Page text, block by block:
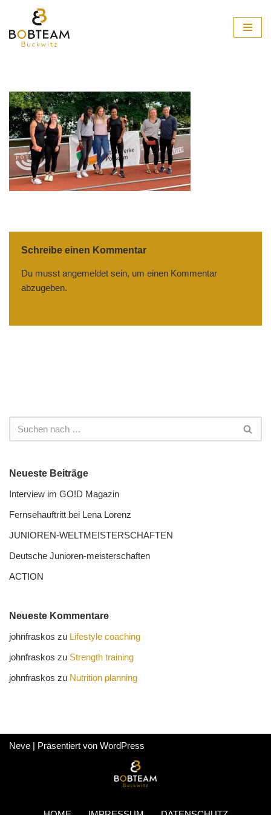
Zum
Inhalt
Schreibe einen Kommentar
Du musst angemeldet sein, um einen Kommentar
abzugeben.
Neueste Beiträge
Interview im GO!D Magazin
Fernseh­auftritt bei Lena Lorenz
JUNIOREN-WELTMEISTER­SCHAFTEN
Deutsche Junioren-meister­schaften
ACTION
Neueste Kommentare
johnfraskos zu Lifestyle coaching
johnfraskos zu Strength training
johnfraskos zu Nutrition planning
Neve | Präsentiert von WordPress